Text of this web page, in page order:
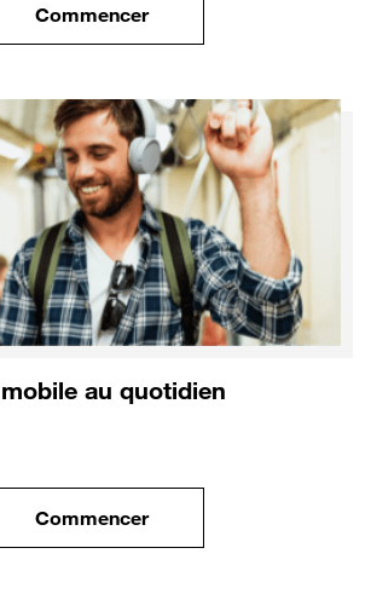
Commencerle tuto pour Utiliser le wifi sur
au quotidien
Commencerle tuto pour Utiliser votre